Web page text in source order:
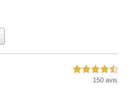
4,5 étoiles sur 5
150 avis